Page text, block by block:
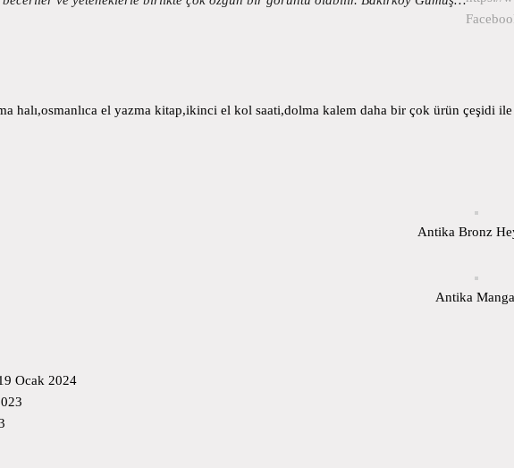
halı,osmanlıca el yazma kitap,ikinci el kol saati,dolma kalem daha bir çok ürün çeşidi
Antika Bronz
Antika
Ocak 2024